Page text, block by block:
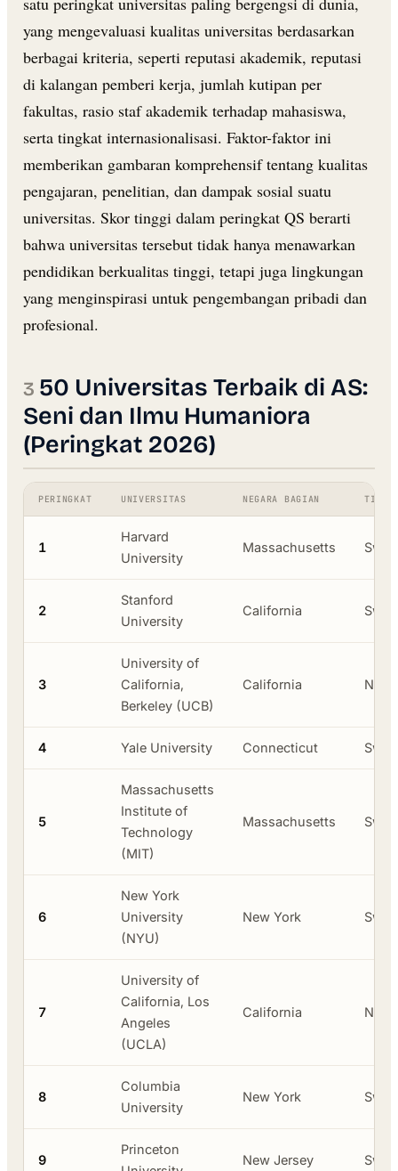
yang mengevaluasi kualitas universitas berdasarkan
berbagai kriteria, seperti reputasi akademik, reputasi
di kalangan pemberi kerja, jumlah kutipan per
fakultas, rasio staf akademik terhadap mahasiswa,
serta tingkat internasionalisasi. Faktor-faktor ini
memberikan gambaran komprehensif tentang kualitas
pengajaran, penelitian, dan dampak sosial suatu
universitas. Skor tinggi dalam peringkat QS berarti
bahwa universitas tersebut tidak hanya menawarkan
pendidikan berkualitas tinggi, tetapi juga lingkungan
yang menginspirasi untuk pengembangan pribadi dan
profesional.
50 Universitas Terbaik di AS:
Seni dan Ilmu Humaniora
(Peringkat 2026)
PERINGKAT UNIVERSITAS NEGARA BAGIAN TIPE
1
Harvard
University
Massachusetts
2
Stanford
University
California
3
University of
California,
Berkeley (UCB)
California
4 Yale University Connecticut
5
Massachusetts
Institute of
Technology
(MIT)
Massachusetts
6
New York
University
(NYU)
New York
7
University of
California, Los
Angeles
(UCLA)
California
8
Columbia
University
New York
9
Princeton
New Jersey